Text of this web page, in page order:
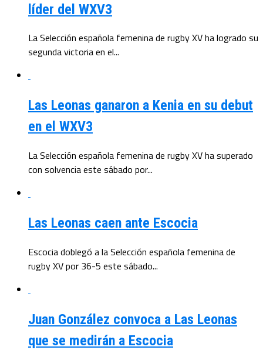
líder del WXV3
La Selección española femenina de rugby XV ha logrado su
segunda victoria en el...
Las Leonas ganaron a Kenia en su debut
en el WXV3
La Selección española femenina de rugby XV ha superado
con solvencia este sábado por...
Las Leonas caen ante Escocia
Escocia doblegó a la Selección española femenina de
rugby XV por 36-5 este sábado...
Juan González convoca a Las Leonas
que se medirán a Escocia